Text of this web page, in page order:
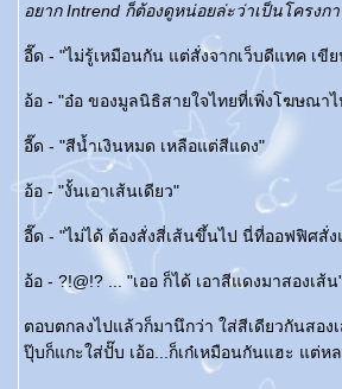
อยาก Intrend ก็ต้องดูหน่อยล่ะว่าเป็นโครงก
อี๊ด - "ไม่รู้เหมือนกัน แต่สั่งจากเว็บดีแทค เขี
อ้อ - "อ๋อ ของมูลนิธิสายใจไทยที่เพิ่งโฆษณา
อี๊ด - "สีน้ำเงินหมด เหลือแต่สีแดง"
อ้อ - "งั้นเอาเส้นเดียว"
อี๊ด - "ไม่ได้ ต้องสั่งสี่เส้นขึ้นไป นี่ที่ออฟฟิศสั่ง
อ้อ - ?!@!? ... "เออ ก็ได้ เอาสีแดงมาสองเส้น
ตอบตกลงไปแล้วก็มานึกว่า ใส่สีเดียวกันสอง
ปุ๊บก็แกะใส่ปั๊บ เอ้อ...ก็เก๋เหมือนกันแฮะ แต่